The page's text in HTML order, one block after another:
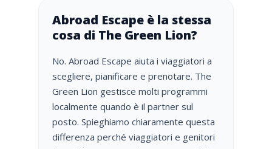
Abroad Escape è la stessa
cosa di The Green Lion?
No. Abroad Escape aiuta i viaggiatori a
scegliere, pianificare e prenotare. The
Green Lion gestisce molti programmi
localmente quando è il partner sul
posto. Spieghiamo chiaramente questa
differenza perché viaggiatori e genitori